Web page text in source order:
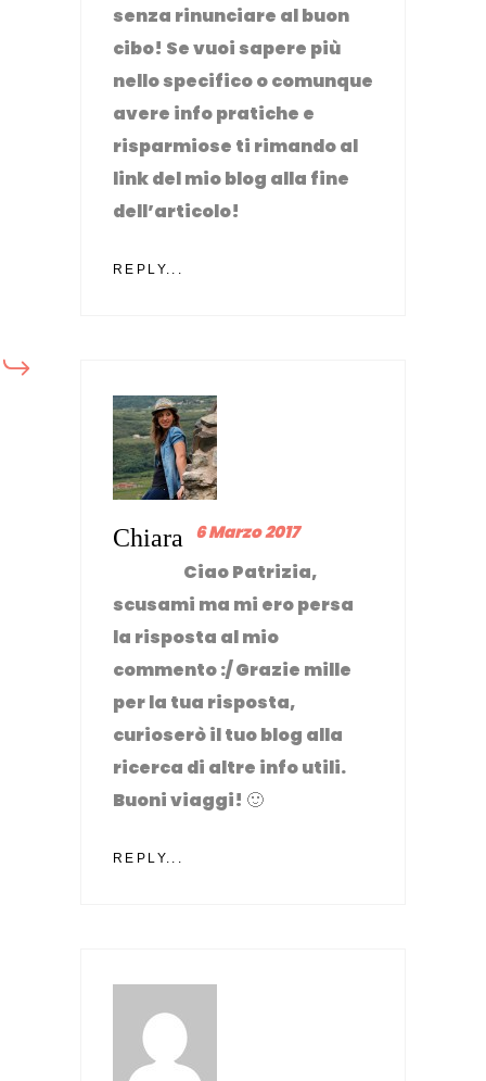
senza rinunciare al buon
cibo! Se vuoi sapere più
nello specifico o comunque
avere info pratiche e
risparmiose ti rimando al
link del mio blog alla fine
dell’articolo!
REPLY...
Chiara 6 Marzo 2017
Ciao Patrizia,
scusami ma mi ero persa
la risposta al mio
commento :/ Grazie mille
per la tua risposta,
curioserò il tuo blog alla
ricerca di altre info utili.
Buoni viaggi! 🙂
REPLY...